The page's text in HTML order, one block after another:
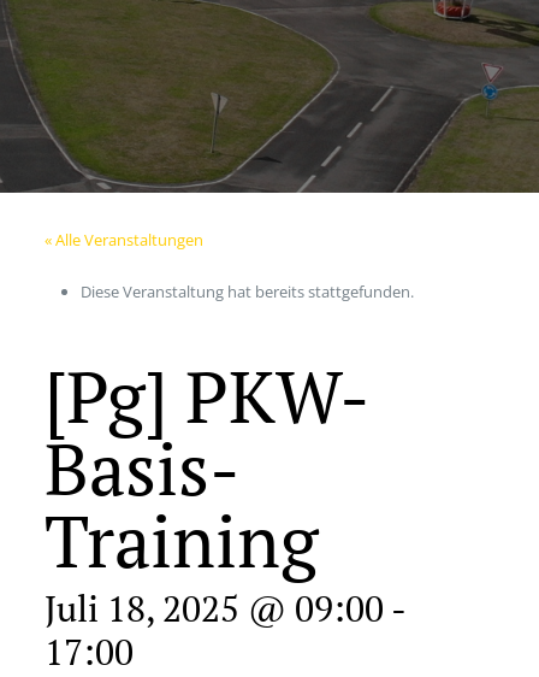
« Alle Veranstaltungen
Diese Veranstaltung hat bereits stattgefunden.
[Pg] PKW-
Basis-
Training
Juli 18, 2025 @ 09:00 -
17:00